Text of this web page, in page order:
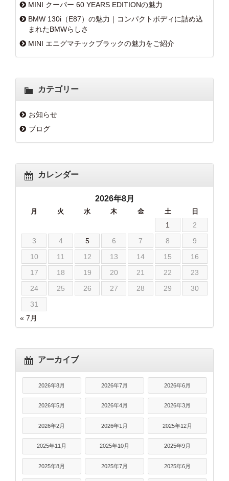
MINI クーパー 60 YEARS EDITIONの魅力
BMW 130i（E87）の魅力｜コンパクトボディに詰め込
まれたBMWらしさ
MINI エニグマチックブラックの魅力をご紹介
カテゴリー
お知らせ
ブログ
カレンダー
2026年8月
月 火 水 木 金 土 日
1
2
3
4 5 6 7 8
9
10
11 12 13 14 15
16
17
18 19 20 21 22
23
24
25 26 27 28 29
30
31
« 7月
アーカイブ
2026年8月 2026年7月 2026年6月
2026年5月 2026年4月 2026年3月
2026年2月 2026年1月 2025年12月
2025年11月 2025年10月 2025年9月
2025年8月 2025年7月 2025年6月